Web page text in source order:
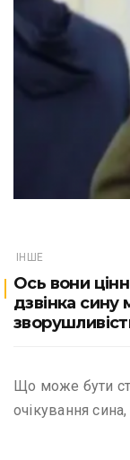
ІНШЕ
Ось вони
дзвінка сину
Що може бути
очікування